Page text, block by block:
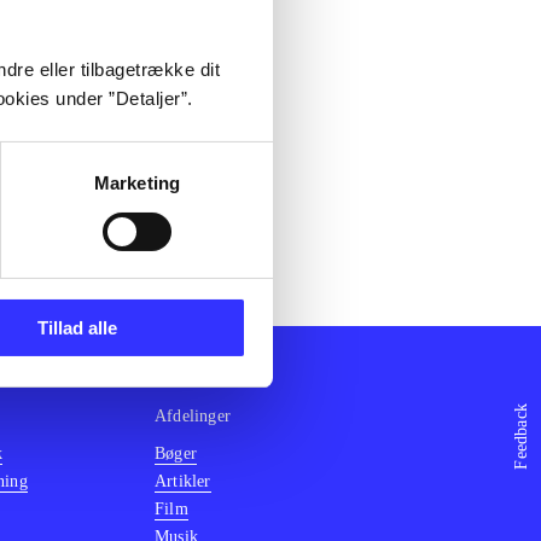
eller tilbagetrække dit
under ”Detaljer”.
Marketing
Tillad alle
Feedback
Afdelinger
Bøger
Artikler
Film
Musik